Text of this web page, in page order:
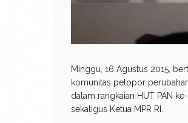
Minggu, 16 Agustus 2015,
komunitas pelopor
dalam rangkaian HUT PAN
sekaligus Ketua MPR RI.